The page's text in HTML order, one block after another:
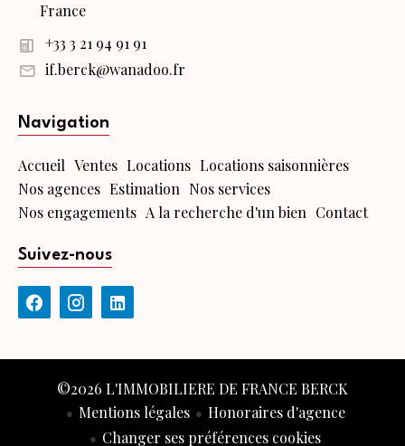
France
+33 3 21 94 91 91
if.berck@wanadoo.fr
Navigation
Accueil Ventes Locations Locations saisonnières
Nos agences Estimation Nos services
Nos engagements A la recherche d'un bien Contact
Suivez-nous
©2026 L'IMMOBILIERE DE FRANCE BERCK
Mentions légales
Honoraires d'agence
Changer ses préférences cookies